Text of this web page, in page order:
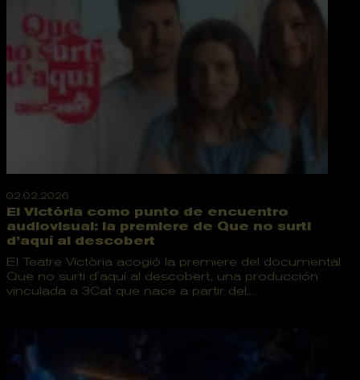
02.02.2026
El Victòria como punto de encuentro
audiovisual: la premiere de Que no surti
d’aquí al descobert
El Teatre Victòria acogió la premiere del documental
Que no surti d’aquí al descobert, una producción
vinculada a 3Cat que nace a partir del...